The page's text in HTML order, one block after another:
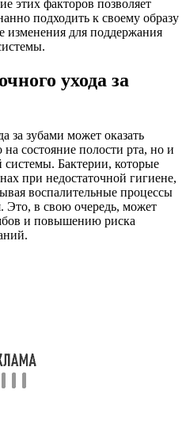
этих факторов позволяет
подходить к своему образу
изменения для поддержания
ухода за
за зубами может оказать
состояние полости рта, но и
системы. Бактерии, которые
при недостаточной гигиене,
воспалительные процессы
Это, в свою очередь, может
и повышению риска